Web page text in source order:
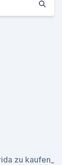
zu kaufen_